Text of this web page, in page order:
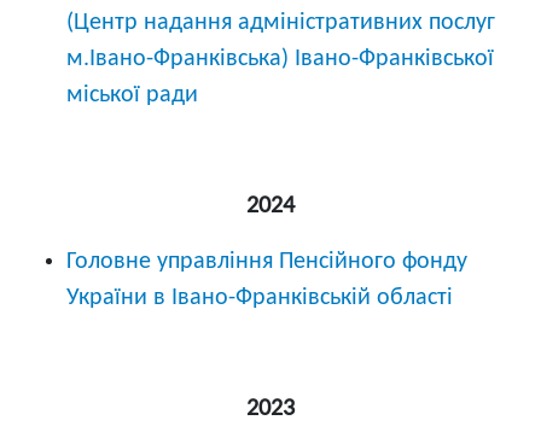
(Центр надання адміністративних послуг
м.Івано-Франківська) Івано-Франківської
міської ради
2024
Головне управління Пенсійного фонду
України в Івано-Франківській області
2023